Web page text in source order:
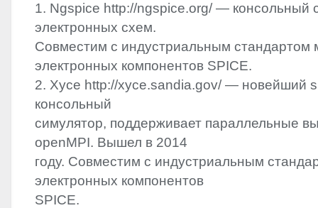
1. Ngspice http://ngspice.org/ — консольный
электронных схем.
Совместим с индустриальным стандартом
электронных компонентов SPICE.
2. Xyce http://xyce.sandia.gov/ — новейший
консольный
симулятор, поддерживает параллельные
openMPI. Вышел в 2014
году. Совместим с индустриальным
электронных компонентов
SPICE.